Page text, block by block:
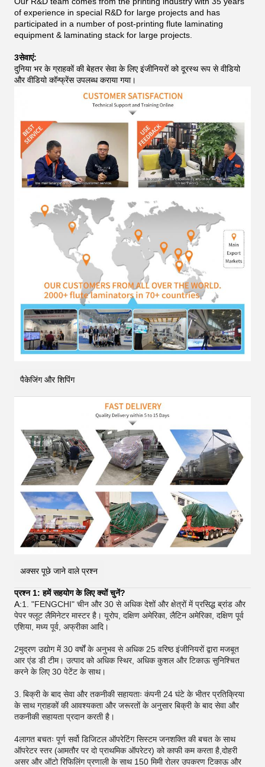
of experience in special R&D for large projects and has
participated in a number of post-printing flute laminating
equipment & laminating stack for large projects.
3सेवाएं:
दुनिया भर के ग्राहकों की बेहतर सेवा के लिए इंजीनियरों को दूरस्थ रूप से वीडियो
और वीडियो कॉन्फ्रेंस उपलब्ध कराया गया।
पैकेजिंग और शिपिंग
अक्सर पूछे जाने वाले प्रश्न
प्रश्न 1: हमें सहयोग के लिए क्यों चुनें?
A:1. "FENGCHI" चीन और 30 से अधिक देशों और क्षेत्रों में प्रसिद्ध ब्रांड और
पेपर फ्लूट लैमिनेटर मास्टर है। यूरोप, दक्षिण अमेरिका, लैटिन अमेरिका, दक्षिण पूर्व
एशिया, मध्य पूर्व, अफ्रीका आदि।
2मुद्रण उद्योग में 30 वर्षों के अनुभव से अधिक 25 वरिष्ठ इंजीनियरों द्वारा मजबूत
आर एंड डी टीम। उत्पाद को अधिक स्थिर, अधिक कुशल और टिकाऊ सुनिश्चित
करने के लिए 30 पेटेंट के साथ।
3. बिक्री के बाद सेवा और तकनीकी सहायताः कंपनी 24 घंटे के भीतर प्रतिक्रिया
के साथ ग्राहकों की आवश्यकता और जरूरतों के अनुसार बिक्री के बाद सेवा और
तकनीकी सहायता प्रदान करती है।
4लागत बचतः पूर्ण सर्वो डिजिटल ऑपरेटिंग सिस्टम जनशक्ति की बचत के साथ
ऑपरेटर स्तर (आमतौर पर दो प्राथमिक ऑपरेटर) को काफी कम करता है,दोहरी
असर और ऑटो रिफिलिंग प्रणाली के साथ 150 मिमी रोलर उपकरण टिकाऊ और